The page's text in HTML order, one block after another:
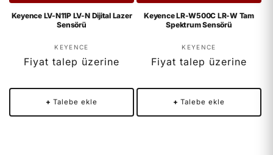
Keyence LV-N11P LV-N Dijital Lazer
Sensörü
Satıcı:
KEYENCE
Fiyat talep üzerine
+ Talebe ekle
Keyence LR-W500C LR-W Tam
Spektrum Sensörü
Satıcı:
KEYENCE
Fiyat talep üzerine
+ Talebe ekle